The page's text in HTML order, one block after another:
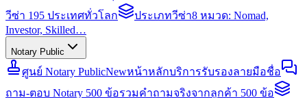
วีซ่า 195 ประเทศทั่วโลก
ประเภทวีซ่า8 หมวด: Nomad,
Investor, Skilled…
Notary Public
ศูนย์ Notary PublicNewหน้าหลักบริการรับรองลายมือชื่อ
ถาม-ตอบ Notary 500 ข้อรวมคำถามจริงจากลูกค้า 500 ข้อ